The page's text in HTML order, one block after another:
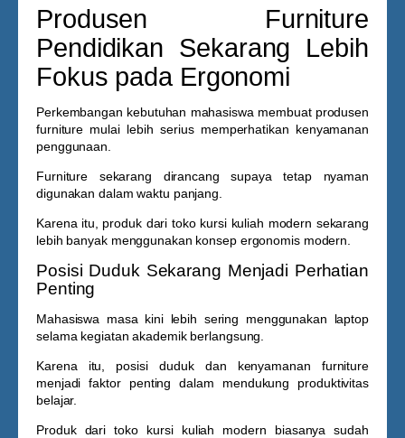
Produsen Furniture
Pendidikan Sekarang Lebih
Fokus pada Ergonomi
Perkembangan kebutuhan mahasiswa membuat produsen
furniture mulai lebih serius memperhatikan kenyamanan
penggunaan.
Furniture sekarang dirancang supaya tetap nyaman
digunakan dalam waktu panjang.
Karena itu, produk dari toko kursi kuliah modern sekarang
lebih banyak menggunakan konsep ergonomis modern.
Posisi Duduk Sekarang Menjadi Perhatian
Penting
Mahasiswa masa kini lebih sering menggunakan laptop
selama kegiatan akademik berlangsung.
Karena itu, posisi duduk dan kenyamanan furniture
menjadi faktor penting dalam mendukung produktivitas
belajar.
Produk daritoko kursi kuliah modern biasanya sudah